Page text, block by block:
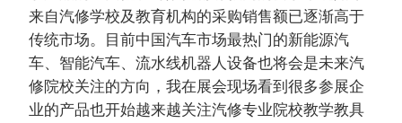
来自汽修学校及教育机构的采购销售额已逐渐高于
传统市场。目前中国汽车市场最热门的新能源汽
车、智能汽车、流水线机器人设备也将会是未来汽
修院校关注的方向，我在展会现场看到很多参展企
业的产品也开始越来越关注汽修专业院校教学教具